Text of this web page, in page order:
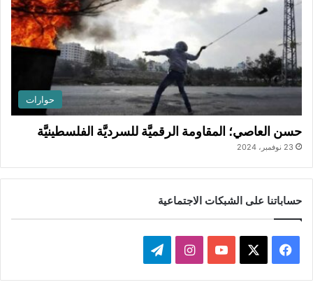
حوارات
حسن العاصي؛ المقاومة الرقميَّة للسرديَّة الفلسطينيَّة
23 نوفمبر، 2024
حساباتنا على الشبكات الاجتماعية
ي
X
Y
ن
ي